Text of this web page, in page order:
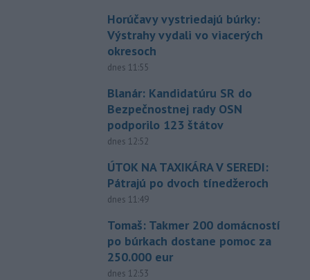
Horúčavy vystriedajú búrky:
Výstrahy vydali vo viacerých
okresoch
dnes 11:55
Blanár: Kandidatúru SR do
Bezpečnostnej rady OSN
podporilo 123 štátov
dnes 12:52
ÚTOK NA TAXIKÁRA V SEREDI:
Pátrajú po dvoch tínedžeroch
dnes 11:49
Tomaš: Takmer 200 domácností
po búrkach dostane pomoc za
250.000 eur
dnes 12:53